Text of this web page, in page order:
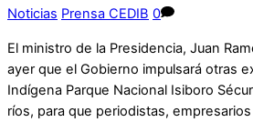
Noticias Prensa CEDIB 0
El ministro de la Presidencia, Juan
ayer que el Gobierno impulsará otras
Indígena Parque Nacional Isiboro
ríos, para que periodistas,